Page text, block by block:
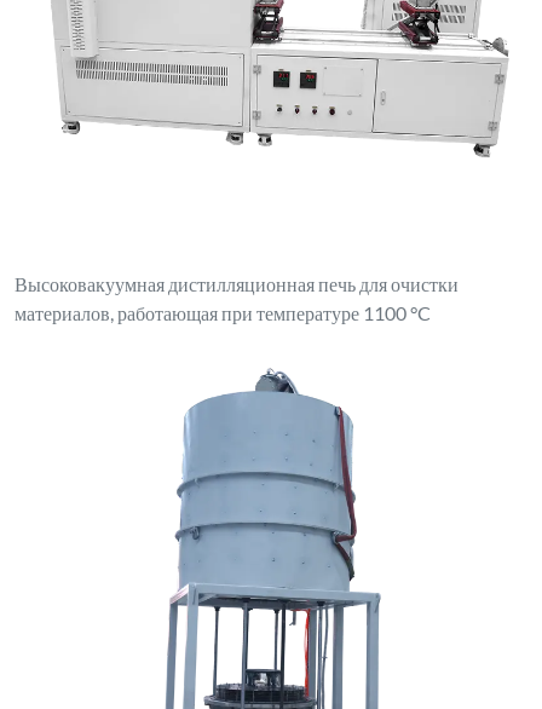
Высоковакуумная дистилляционная печь для очистки
материалов, работающая при температуре 1100 °C